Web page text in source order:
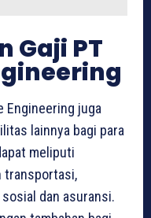
Gaji PT
Engineering juga
lainnya bagi para
meliputi
transportasi,
dan asuransi.